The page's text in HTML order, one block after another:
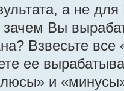
а не
Вы
Взвесьте все
ее
и